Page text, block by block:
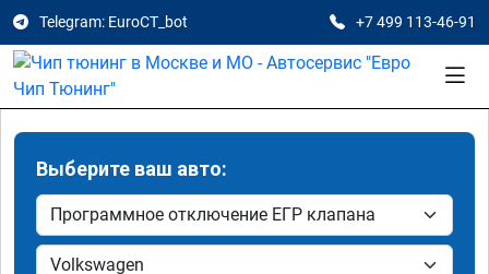
Telegram: EuroCT_bot +7 499 113-46-91
Выберите ваш авто: